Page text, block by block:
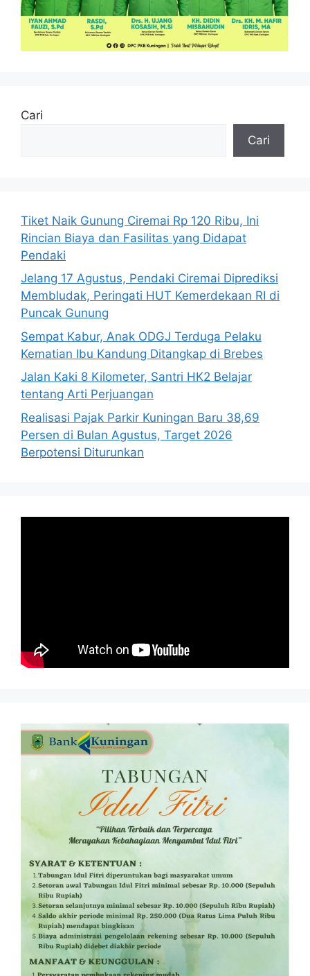
Cari
Cari
Tiket Naik Gunung Ciremai Rp 120 Ribu, Ini
Rincian Biaya dan Fasilitas yang Didapat
Pendaki
Jelang 17 Agustus, Pendaki Ciremai Diprediksi
Membludak, Peringati HUT Kemerdekaan RI di
Puncak Gunung
Sempat Kabur, Anak ODGJ Terduga Pelaku
Kematian Ibu Kandung Ditangkap di Brebes
Jalan Kaki 8 Kilometer, Santri HK2 Belajar
tentang Arti Perjuangan
Realisasi Pajak Parkir Kuningan Baru 38,69
Persen di Bulan Agustus, Target 2026
Berpotensi Diturunkan